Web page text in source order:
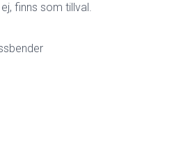
finns som tillval.